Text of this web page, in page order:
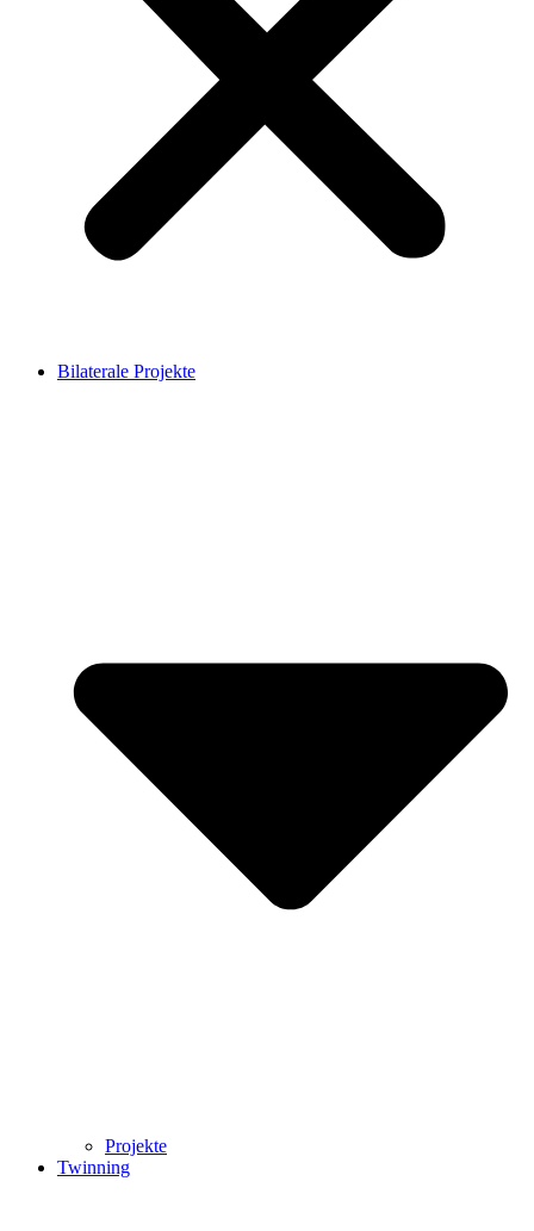
Bilaterale Projekte
Projekte
Twinning